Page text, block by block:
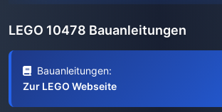
LEGO 10478 Bauanleitungen
Bauanleitungen:
Zur LEGO Webseite